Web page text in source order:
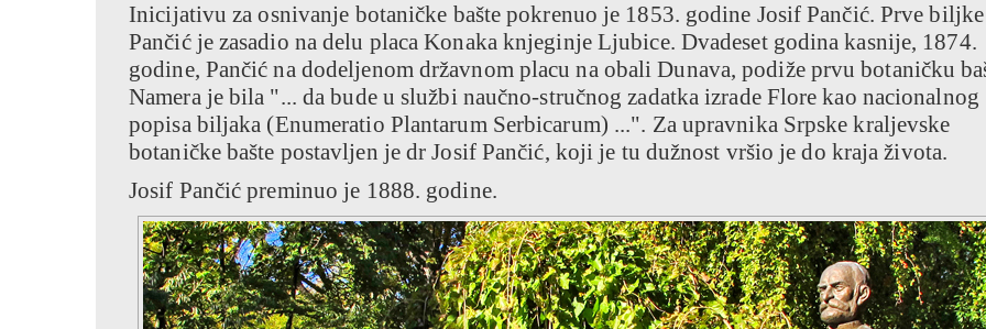
Inicijativu za osnivanje botaničke bašte pokrenuo je 1853. godine Josif Pančić. Prve biljke
Pančić je zasadio na delu placa Konaka knjeginje Ljubice. Dvadeset godina kasnije, 1874.
godine, Pančić na dodeljenom državnom placu na obali Dunava, podiže prvu botaničku
Namera je bila "... da bude u službi naučno-stručnog zadatka izrade Flore kao nacionalnog
popisa biljaka (Enumeratio Plantarum Serbicarum) ...". Za upravnika Srpske kraljevske
botaničke bašte postavljen je dr Josif Pančić, koji je tu dužnost vršio je do kraja života.
Josif Pančić preminuo je 1888. godine.